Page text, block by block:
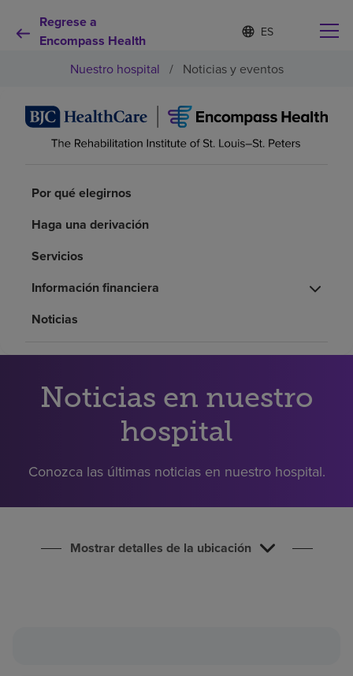
Regrese a
Encompass Health
Lista
de
contraída
d
o
s
e
l
Por qué debe elegirnos
Pacientes y cuidadores
Acerca de nosotros
Nuestro hospital / Noticias y eventos
Por qué elegirnos
Haga una derivación
Servicios
Información financiera
Noticias
Noticias en nuestro
hospital
Conozca las últimas noticias en nuestro hospital.
Mostrar detalles de la ubicación